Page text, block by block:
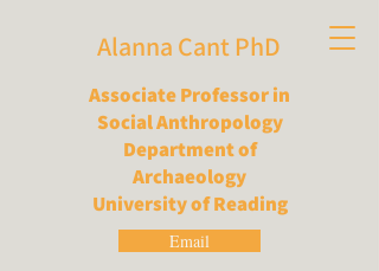
Associate Professor in
Social Anthropology
Department of
Archaeology
University of Reading
Alanna Cant PhD
Email